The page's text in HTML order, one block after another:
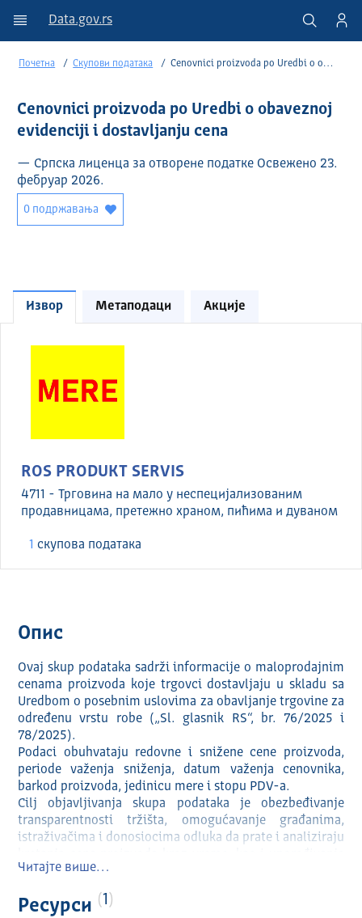
Data.gov.rs
Почетна Скупови података Cenovnici proizvoda po Uredbi o obaveznoj evidenciji i dostavljanju cena
Cenovnici proizvoda po Uredbi o obaveznoj
evidenciji i dostavljanju cena
— Српска лиценца за отворене податке Освежено 23.
фебруар 2026.
0 подржавања
Извор Метаподаци Акције
ROS PRODUKT SERVIS
4711 - Трговина на мало у неспецијализованим
продавницама, претежно храном, пићима и дуваном
1 скуповa података
Опис
Ovaj skup podataka sadrži informacije o maloprodajnim
cenama proizvoda koje trgovci dostavljaju u skladu sa
Uredbom o posebnim uslovima za obavljanje trgovine za
određenu vrstu robe („Sl. glasnik RS“, br. 76/2025 i
78/2025).
Podaci obuhvataju redovne i snižene cene proizvoda,
periode važenja sniženja, datum važenja cenovnika,
barkod proizvoda, jedinicu mere i stopu PDV-a.
Cilj objavljivanja skupa podataka je obezbeđivanje
transparentnosti tržišta, omogućavanje građanima,
istraživačima i donosiocima odluka da prate i analiziraju
cenovnih politika različitih trgovaca u skladu sa
Читајте више…
Ресурси 1